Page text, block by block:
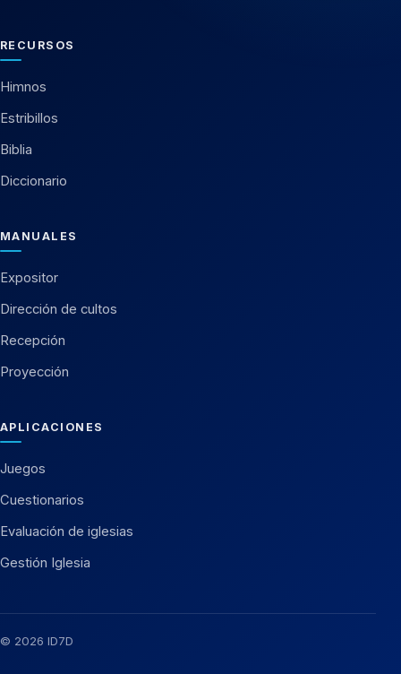
RECURSOS
Himnos
Estribillos
Biblia
Diccionario
MANUALES
Expositor
Dirección de cultos
Recepción
Proyección
APLICACIONES
Juegos
Cuestionarios
Evaluación de iglesias
Gestión Iglesia
© 2026 ID7D